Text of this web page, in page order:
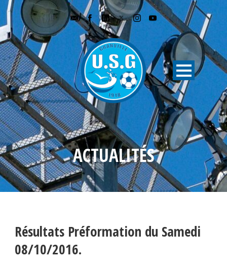
ACTUALITÉS
Résultats Préformation du Samedi
08/10/2016.